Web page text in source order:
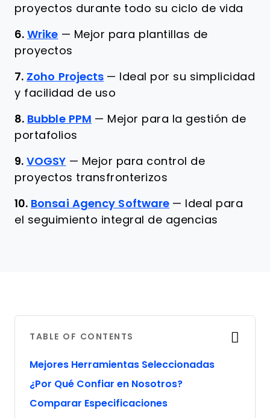
proyectos durante todo su ciclo de vida
6. Wrike — Mejor para plantillas de
proyectos
7. Zoho Projects —
Ideal por su simplicidad
y facilidad de uso
8. Bubble PPM — Mejor para la gestión de
portafolios
9. VOGSY — Mejor para control de
proyectos transfronterizos
10. Bonsai Agency Software —
Ideal para
el seguimiento integral de agencias
TABLE OF CONTENTS
Mejores Herramientas Seleccionadas
¿Por Qué Confiar en Nosotros?
Comparar Especificaciones